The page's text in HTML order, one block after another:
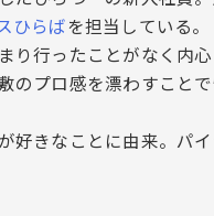
ひらばを担当している。
り行ったことがなく内
のプロ感を漂わすこと
好きなことに由来。パ